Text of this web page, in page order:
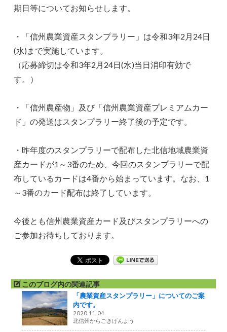
期日等についてお知らせします。
・「信州農業資産スタンプラリー」は令和3年2月24日
(水)まで実施しています。
（応募締切は令和3年2月24日(水)当日消印有効で
す。）
・「信州農産物」及び「信州農業資産プレミアムカー
ド」の発送はスタンプラリー終了後の予定です。
・昨年度のスタンプラリーで配布した北信地域農業資
産カードが1～3番のため、今回のスタンプラリーで配
布しているカードは4番から始まっています。なお、1
～3番のカード配布は終了しています。
今後とも信州農業資産カード及びスタンプラリーへの
ご参加お待ちしております。
このブログ内の関連記事
「農業資産スタンプラリー」についてのご案
内です。
2020.11.04
北信州からごきげんよう